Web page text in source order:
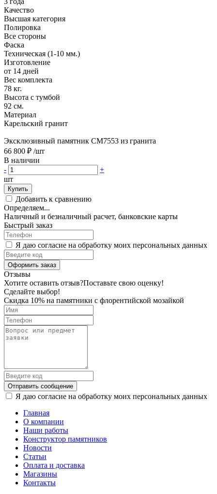
Качество
Высшая категория
Полировка
Все стороны
Фаска
Техническая (1-10 мм.)
Изготовление
от 14 дней
Вес комплекта
78 кг.
Высота с тумбой
92 см.
Материал
Карельский гранит
Эксклюзивный памятник CM7553 из гранита
66 800 ₽ /шт
В наличии
-
+
шт
Купить
Добавить к сравнению
Определяем...
Наличный и безналичный расчет, банковские карты
Быстрый заказ
Я даю согласие на обработку моих персональных данных
Оформить заказ
Отзывы
Хотите оставить отзыв?Поставьте свою оценку!
Сделайте выбор!
Скидка 10% на памятники с флорентийской мозайкой
Отправить сообщение
Я даю согласие на обработку моих персональных данных
Главная
О компании
Наши работы
Конструктор памятников
Новости
Статьи
Оплата и доставка
Магазины
Контакты